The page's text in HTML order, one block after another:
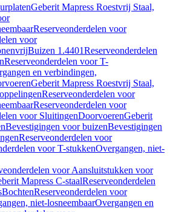
Geberit Mapress Roestvrij Staal,
Reserveonderdelen voor
voor
Buizen 1.4401Reserveonderdelen
Reserveonderdelen voor T-
en verbindingen,
Geberit Mapress Roestvrij Staal,
Reserveonderdelen voor
Reserveonderdelen voor
voor SluitingenDoorvoerenGeberit
Bevestigingen voor buizenBevestigingen
Reserveonderdelen voor
voor T-stukkenOvergangen, niet-
voor Aansluitstukken voor
Mapress C-staalReserveonderdelen
BochtenReserveonderdelen voor
niet-losneembaarOvergangen en